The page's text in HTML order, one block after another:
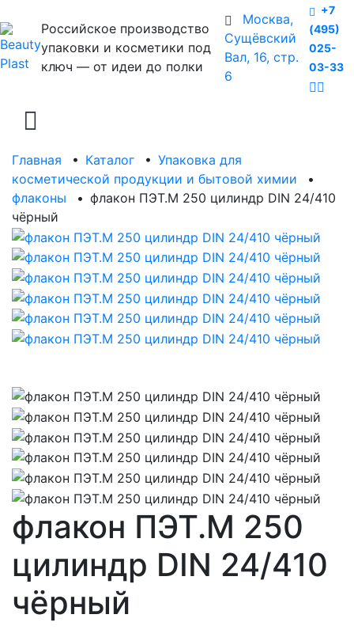
Российское производство
упаковки и косметики под
ключ — от идеи до полки
Москва,
Сущёвский
Вал, 16, стр.
6
+7
(495)
025-
03-33
Главная • Каталог • Упаковка для
косметической продукции и бытовой химии •
флаконы • флакон ПЭТ.М 250 цилиндр DIN 24/410
чёрный
флакон ПЭТ.М 250
цилиндр DIN 24/410
чёрный